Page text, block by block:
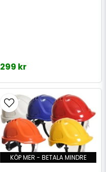
299 kr
KÖP MER - BETALA MINDRE